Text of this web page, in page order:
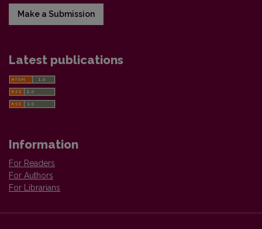
Make a Submission
Latest publications
Information
For Readers
For Authors
For Librarians